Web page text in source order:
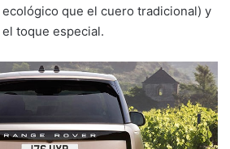
que el cuero tradicional) y
toque especial.